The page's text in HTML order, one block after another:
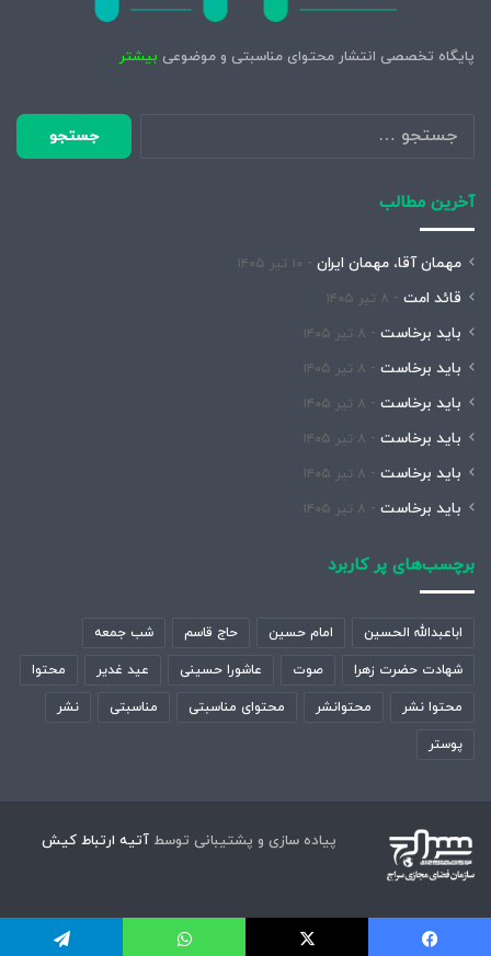
پایگاه تخصصی انتشار محتوای مناسبتی و موضوعی بیشتر
جستجو
برای:
آخرین مطالب
مهمان آقا، مهمان ایران ۱۰ تیر ۱۴۰۵
قائد امت ۸ تیر ۱۴۰۵
باید برخاست ۸ تیر ۱۴۰۵
باید برخاست ۸ تیر ۱۴۰۵
باید برخاست ۸ تیر ۱۴۰۵
باید برخاست ۸ تیر ۱۴۰۵
باید برخاست ۸ تیر ۱۴۰۵
باید برخاست ۸ تیر ۱۴۰۵
برچسب‌های پر کاربرد
اباعبدالله الحسین امام حسین حاج قاسم شب جمعه
شهادت حضرت زهرا صوت عاشورا حسینی عید غدیر محتوا
محتوا نشر محتوانشر محتوای مناسبتی مناسبتی نشر
پوستر
پیاده سازی و پشتیبانی توسط آتیه ارتباط کیش